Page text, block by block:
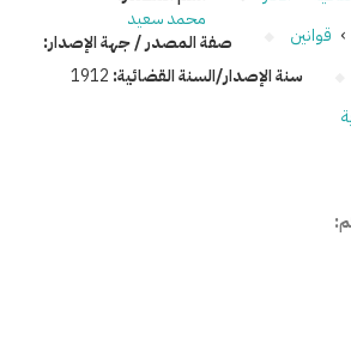
› قوانين
سنة الإصدار/السنة القضائية: 1912
محمد سعيد
صفة المصدر / جهة الإصدار: